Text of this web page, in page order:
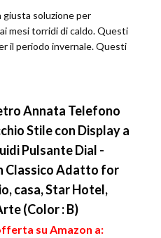
soluzione per
mesi torridi di caldo. Questi
il periodo invernale. Questi
Annata Telefono
Stile con Display a
Pulsante Dial -
Classico Adatto for
casa, Star Hotel,
(Color : B)
su Amazon a: